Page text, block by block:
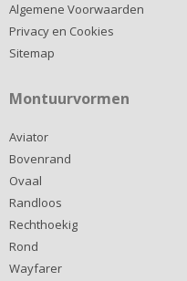
Algemene Voorwaarden
Privacy en Cookies
Sitemap
Montuurvormen
Aviator
Bovenrand
Ovaal
Randloos
Rechthoekig
Rond
Wayfarer